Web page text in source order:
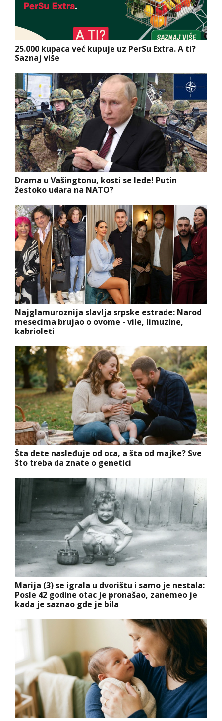
25.000 kupaca već kupuje uz PerSu Extra. A ti?
Saznaj više
Drama u Vašingtonu, kosti se lede! Putin
žestoko udara na NATO?
Najglamuroznija slavlja srpske estrade: Narod
mesecima brujao o ovome - vile, limuzine,
kabrioleti
Šta dete nasleđuje od oca, a šta od majke? Sve
što treba da znate o genetici
Marija (3) se igrala u dvorištu i samo je nestala:
Posle 42 godine otac je pronašao, zanemeo je
kada je saznao gde je bila